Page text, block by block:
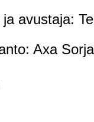
avustaja:
Axa